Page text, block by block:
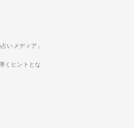
いメディア」
くヒントとな